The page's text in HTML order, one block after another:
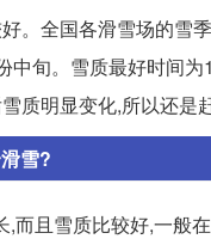
。全国各滑雪场的雪
中旬。雪质最好时间
质明显变化,所以还是
雪?
,而且雪质比较好,一般